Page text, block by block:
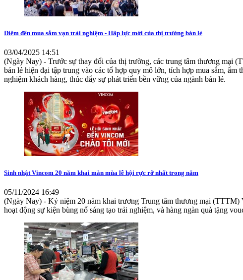
Điểm đến mua sắm vạn trải nghiệm - Hấp lực mới của thị trường bán lẻ
03/04/2025 14:51
(Ngày Nay) - Trước sự thay đổi của thị trường, các trung tâm thương mại
bán lẻ hiện đại tập trung vào các tổ hợp quy mô lớn, tích hợp mua sắm,
nghiệm khách hàng, thúc đẩy sự phát triển bền vững của ngành bán lẻ.
Sinh nhật Vincom 20 năm khai màn mùa lễ hội rực rỡ nhất trong năm
05/11/2024 16:49
(Ngày Nay) - Kỷ niệm 20 năm khai trương Trung tâm thương mại
hoạt động sự kiện bùng nổ sáng tạo trải nghiệm, và hàng ngàn quà tặng